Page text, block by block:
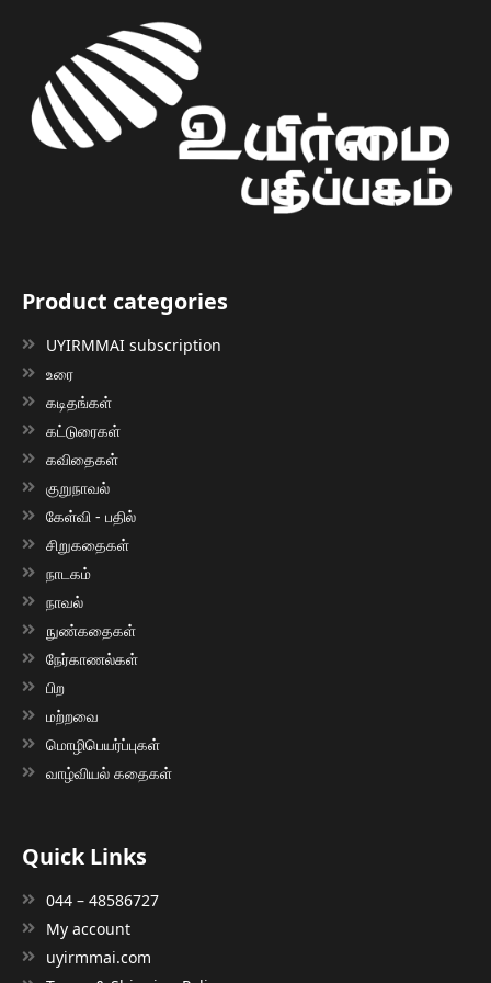
Product categories
UYIRMMAI subscription
உரை
கடிதங்கள்
கட்டுரைகள்
கவிதைகள்
குறுநாவல்
கேள்வி - பதில்
சிறுகதைகள்
நாடகம்
நாவல்
நுண்கதைகள்
நேர்காணல்கள்
பிற
மற்றவை
மொழிபெயர்ப்புகள்
வாழ்வியல் கதைகள்
Quick Links
044 – 48586727
My account
uyirmmai.com